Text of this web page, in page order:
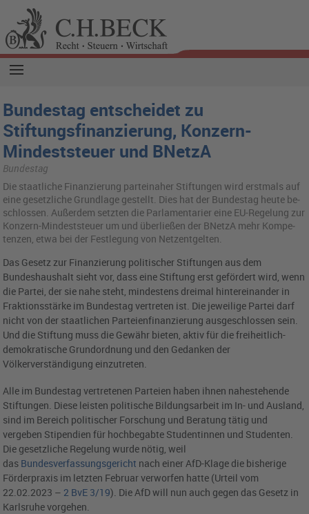
Bundestag entscheidet zu
Stiftungsfinanzierung, Konzern-
Mindeststeuer und BNetzA
Bundestag
Die staat­li­che Fi­nan­zie­rung par­tei­na­her Stif­tun­gen wird erst­mals auf
eine ge­setz­li­che Grund­la­ge ge­stellt. Dies hat der Bun­des­tag heute be­
schlos­sen. Au­ßer­dem setz­ten die Par­la­men­ta­ri­er eine EU-Re­ge­lung zur
Kon­zern-Min­dest­steu­er um und über­lie­ßen der BNetzA mehr Kom­pe­
ten­zen, etwa bei der Fest­le­gung von Netz­ent­gel­ten.
Das Gesetz zur Finanzierung politischer Stiftungen aus dem
Bundeshaushalt sieht vor, dass eine Stiftung erst gefördert wird, wenn
die Partei, der sie nahe steht, mindestens dreimal hintereinander in
Fraktionsstärke im Bundestag vertreten ist. Die jeweilige Partei darf
nicht von der staatlichen Parteienfinanzierung ausgeschlossen sein.
Und die Stiftung muss die Gewähr bieten, aktiv für die freiheitlich-
demokratische Grundordnung und den Gedanken der
Völkerverständigung einzutreten.
Alle im Bundestag vertretenen Parteien haben ihnen nahestehende
Stiftungen. Diese leisten politische Bildungsarbeit im In- und Ausland,
sind im Bereich politischer Forschung und Beratung tätig und
vergeben Stipendien für hochbegabte Studentinnen und Studenten.
Die gesetzliche Regelung wurde nötig, weil
das Bundesverfassungsgericht nach einer AfD-Klage die bisherige
Förderpraxis im letzten Februar verworfen hatte (Urteil vom
22.02.2023 – 2 BvE 3/19). Die AfD will nun auch gegen das Gesetz in
Karlsruhe vorgehen.